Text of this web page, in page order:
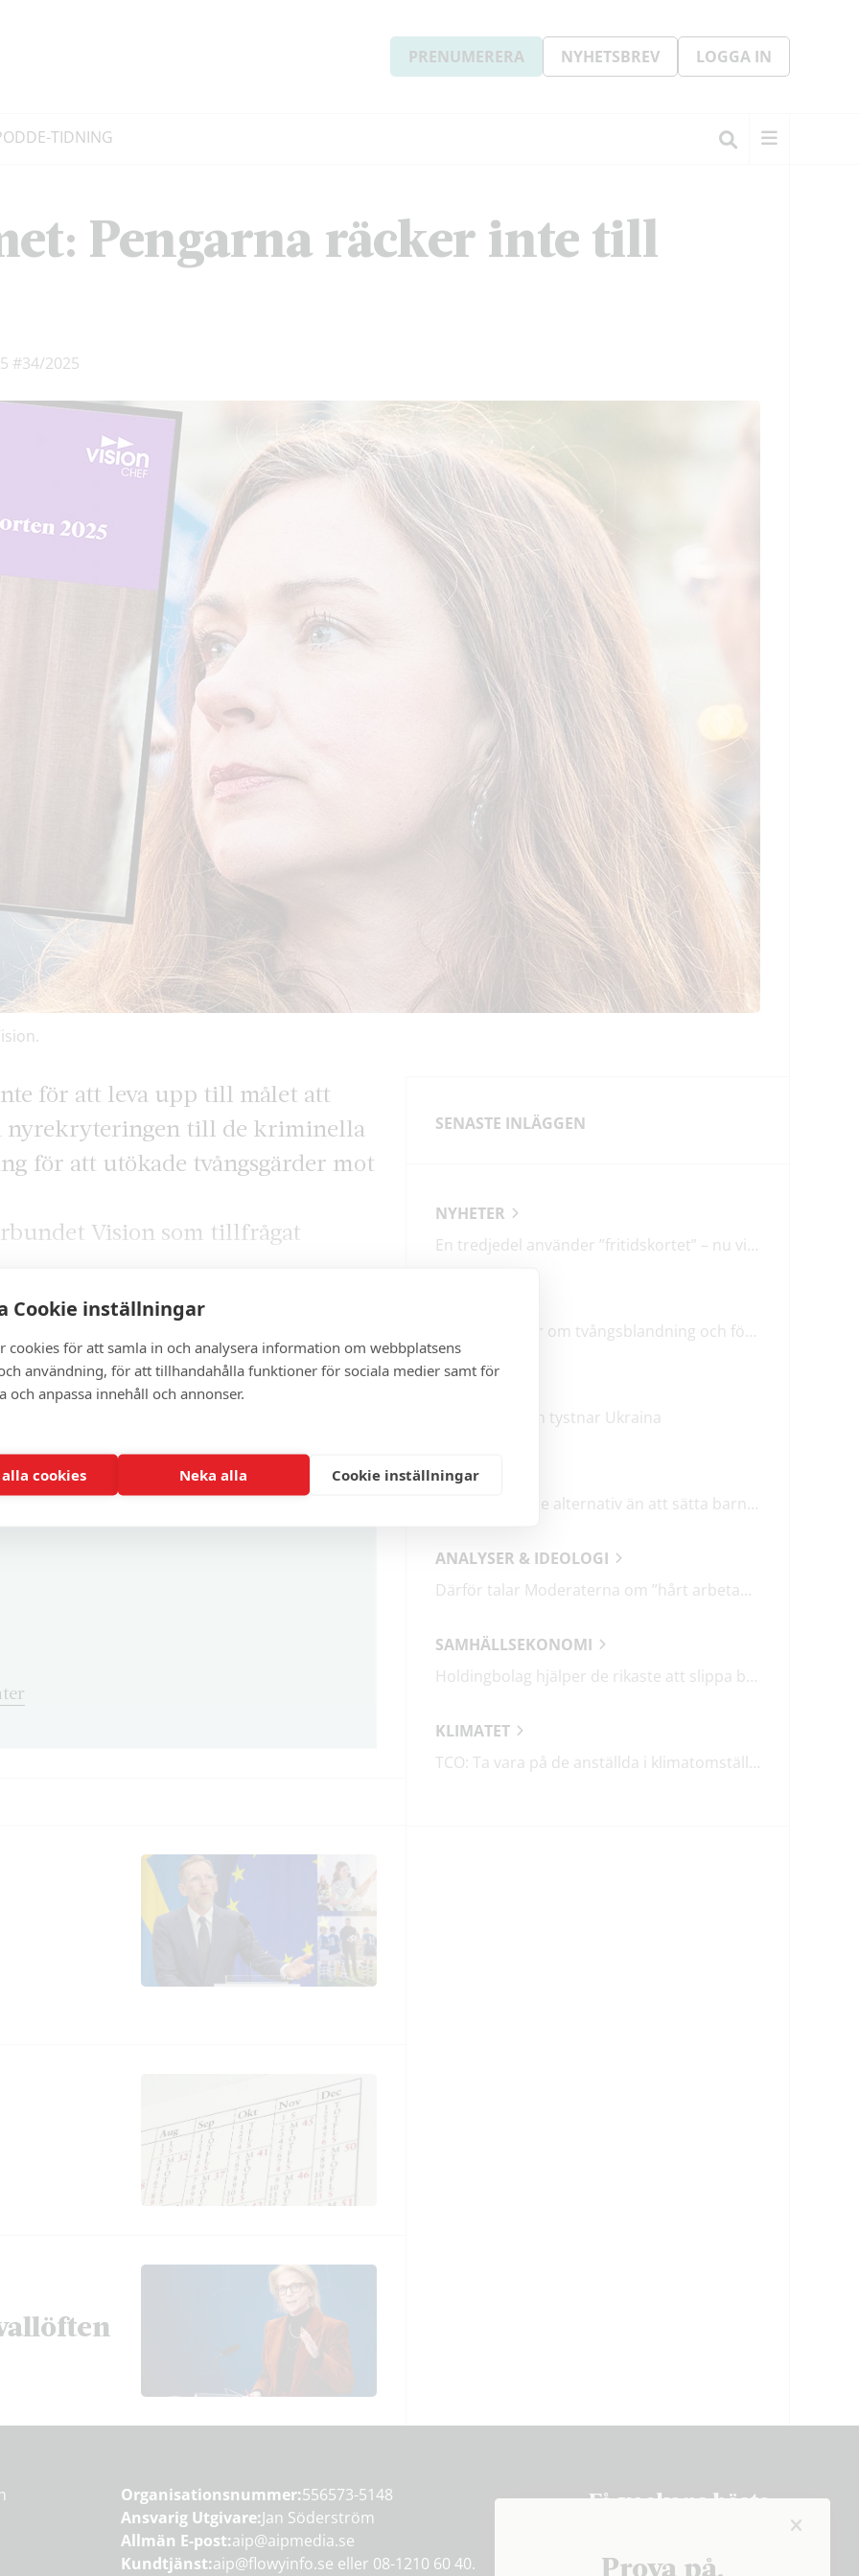
Cookie inställningar
cookies för att samla in och analysera information om webbplatsens
användning, för att tillhandahålla funktioner för sociala medier samt för
och anpassa innehåll och annonser.
cookies Neka alla Cookie inställningar
PRENUMERERA NYHETSBREV LOGGA IN
E-TIDNING
Prova på,
Pengarna räcker inte till
#34/2025
för att leva upp till målet att
nyrekryteringen till de kriminella
för att utökade tvångsgärder mot
Vision som tillfrågat
och cirka 100 andra exklusiva och
SENASTE INLÄGGEN
NYHETER
En tredjedel använder ”fritidskortet” – nu vill regeringen utveckla det
M & SD hycklar om tvångsblandning och förvärrar segregationen
Mitt i frukosten tystnar Ukraina
DEBATT
Det finns bättre alternativ än att sätta barn i fängelse
ANALYSER & IDEOLOGI
Därför talar Moderaterna om ”hårt arbetande människor”
SAMHÄLLSEKONOMI
Holdingbolag hjälper de rikaste att slippa betala miljarder i skatt
KLIMATET
TCO: Ta vara på de anställda i klimatomställningen
Organisationsnummer:556573-5148
Ansvarig Utgivare:Jan Söderström
Allmän E-post:aip@aipmedia.se
Kundtjänst:aip@flowyinfo.se eller 08-1210 60 40.
Få veckans bästa